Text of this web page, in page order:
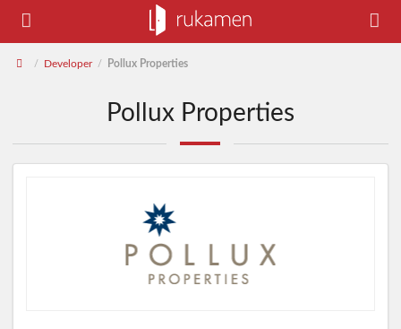
/ Developer / Pollux Properties
Pollux Properties